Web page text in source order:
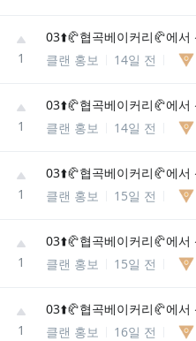
1
클랜 홍보
14일 전
1
클랜 홍보
14일 전
1
클랜 홍보
15일 전
1
클랜 홍보
15일 전
1
클랜 홍보
16일 전